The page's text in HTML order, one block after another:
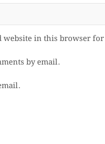
website in this browser
by email.